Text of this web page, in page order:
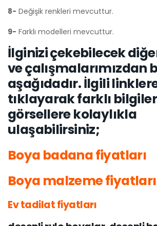
8- Değişik renkleri mevcuttur.
9- Farklı modelleri mevcuttur.
İlginizi çekebilecek
ve çalışmalarımızdan
aşağıdadır. İlgili
tıklayarak farklı
görsellere kolaylıkla
ulaşabilirsiniz;
Boya badana fiyatları
Boya malzeme fiyatları
Ev tadilat fiyatları